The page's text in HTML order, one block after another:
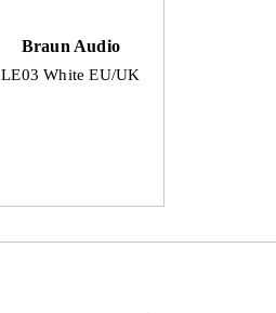
Braun Audio
LE03 White EU/UK